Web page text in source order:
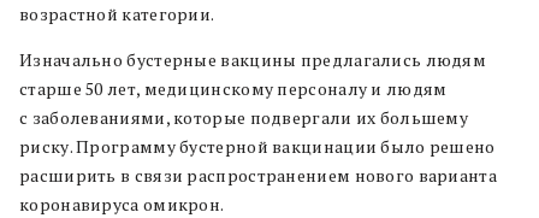
возрастной категории.
Изначально бустерные вакцины предлагались людям
старше 50 лет, медицинскому персоналу и людям
с заболеваниями, которые подвергали их большему
риску. Программу бустерной вакцинации было решено
расширить в связи распространением нового варианта
коронавируса омикрон.